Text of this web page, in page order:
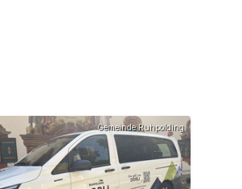
Gemeinde Ruhpolding